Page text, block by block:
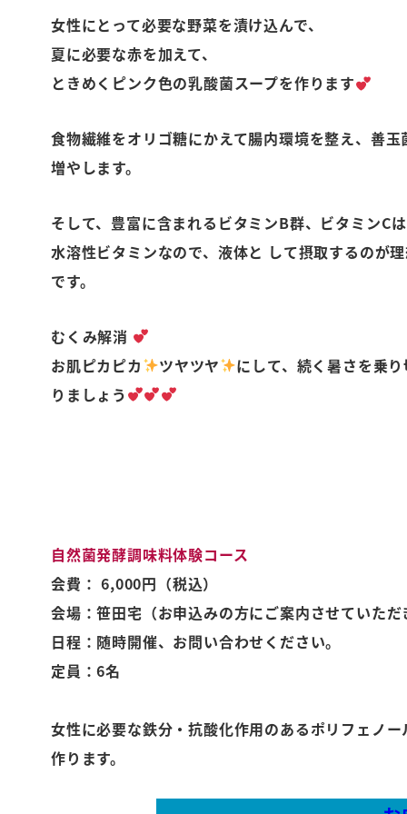
女性にとって必要な野菜を漬け込んで、
夏に必要な赤を加えて、
ときめくピンク色の乳酸菌スープを作ります
食物繊維をオリゴ糖にかえて腸内環境を整え、善玉
増やします。
そして、豊富に含まれるビタミンB群、ビタミンC
水溶性ビタミンなので、液体と して摂取するのが
です。
むくみ解消
お肌ピカピカ
ツヤツヤ
にして、続く暑さを乗
りましょう
自然菌発酵調味料体験コース
会費： 6,000円（税込）
会場：笹田宅（お申込みの方にご案内させていただ
日程：随時開催、お問い合わせください。
定員：6名
女性に必要な鉄分・抗酸化作用のあるポリフェノ
作ります。